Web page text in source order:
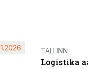
TALLINN
Logistika